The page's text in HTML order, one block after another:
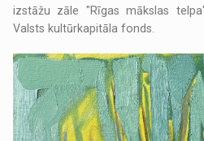
izstāžu zāle "Rīgas mākslas
Valsts kultūrkapitāla fonds.